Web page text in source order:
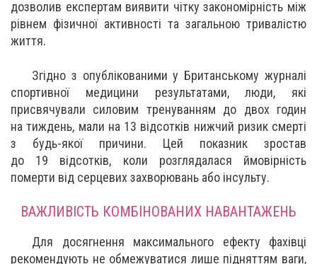
дозволив експертам виявити чітку закономірність між
рівнем фізичної активності та загальною тривалістю
життя.
Згідно з опублікованими у Британському журналі
спортивної медицини результатами, люди, які
присвячували силовим тренуванням до двох годин
на тиждень, мали на 13 відсотків нижчий ризик смерті
з будь-якої причини. Цей показник зростав
до 19 відсотків, коли розглядалася ймовірність
померти від серцевих захворювань або інсульту.
ВАЖЛИВІСТЬ КОМБІНОВАНИХ НАВАНТАЖЕНЬ
Для досягнення максимального ефекту фахівці
рекомендують не обмежуватися лише підняттям ваги,